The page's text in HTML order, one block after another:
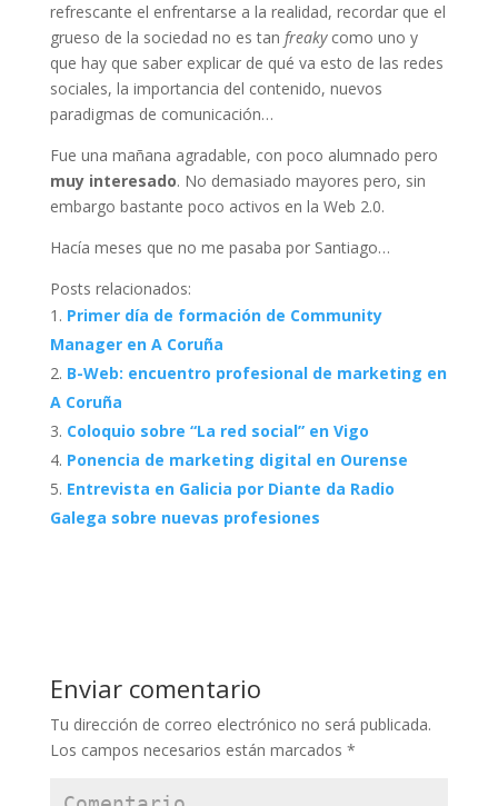
refrescante el enfrentarse a la realidad, recordar que el
grueso de la sociedad no es tan freakycomo uno y
que hay que saber explicar de qué va esto de las redes
sociales, la importancia del contenido, nuevos
paradigmas de comunicación…
Fue una mañana agradable, con poco alumnado pero
muy interesado. No demasiado mayores pero, sin
embargo bastante poco activos en la Web 2.0.
Hacía meses que no me pasaba por Santiago…
Posts relacionados:
Primer día de formación de Community
Manager en A Coruña
B-Web: encuentro profesional de marketing en
A Coruña
Coloquio sobre “La red social” en Vigo
Ponencia de marketing digital en Ourense
Entrevista en Galicia por Diante da Radio
Galega sobre nuevas profesiones
Enviar comentario
Tu dirección de correo electrónico no será publicada.
Los campos necesarios están marcados *